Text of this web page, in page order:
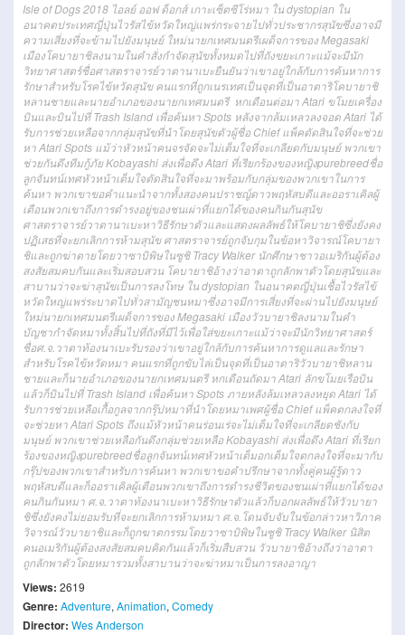
Isle of Dogs 2018 ไอลย์ ออฟ ด็อกส์ เกาะเซ็ตซีโร่หมา ใน dystopian ใน
อนาคตประเทศญี่ปุ่นไวรัสไข้หวัดใหญ่แพร่กระจายไปทั่วประชากรสุนัขซึ่งอาจมี
ความเสี่ยงที่จะข้ามไปยังมนุษย์ ใหม่นายกเทศมนตรีเผด็จการของ Megasaki
เมืองโคบายาชิลงนามในคำสั่งกำจัดสุนัขทั้งหมดไปที่ถังขยะเกาะแม้จะมีนัก
วิทยาศาสตร์ชื่อศาสตราจารย์วาตานาเบะยืนยันว่าเขาอยู่ใกล้กับการค้นหาการ
รักษาสำหรับโรคไข้หวัดสุนัข คนแรกที่ถูกเนรเทศเป็นจุดที่เป็นอาตาริโคบายาชิ
หลานชายและนายอำเภอของนายกเทศมนตรี หกเดือนต่อมา Atari ขโมยเครื่อง
บินและบินไปที่ Trash Island เพื่อค้นหา Spots หลังจากล้มเหลวลงจอด Atari ได้
รับการช่วยเหลือจากกลุ่มสุนัขที่นำโดยสุนัขตัวผู้ชื่อ Chief แพ็คตัดสินใจที่จะช่วย
หา Atari Spots แม้ว่าหัวหน้าคนจรจัดจะไม่เต็มใจที่จะเกลียดกับมนุษย์ พวกเขา
ช่วยกันดึงทีมกู้ภัย Kobayashi ส่งเพื่อดึง Atari ที่เรียกร้องของหญิงpurebreedชื่อ
ลูกจันทน์เทศหัวหน้าเต็มใจตัดสินใจที่จะมาพร้อมกับกลุ่มของพวกเขาในการ
ค้นหา พวกเขาขอคำแนะนำจากทั้งสองคนปราชญ์ดาวพฤหัสบดีและออราเคิลผู้
เตือนพวกเขาถึงการดำรงอยู่ของชนเผ่าที่แยกได้ของคนกินกันสุนัข
ศาสตราจารย์วาตานาเบะหาวิธีรักษาตัวและแสดงผลลัพธ์ให้โคบายาชิซึ่งยังคง
ปฏิเสธที่จะยกเลิกการห้ามสุนัข ศาสตราจารย์ถูกจับกุมในข้อหาวิจารณ์โคบายา
ชิและถูกฆ่าตายโดยวาซาบิพิษในซูชิ Tracy Walker นักศึกษาชาวอเมริกันผู้ต้อง
สงสัยสมคบกันและเริ่มสอบสวน โคบายาชิอ้างว่าอาตาถูกลักพาตัวโดยสุนัขและ
สาบานว่าจะฆ่าสุนัขเป็นการลงโทษ ใน dystopian ในอนาคตญี่ปุ่นเชื้อไวรัสไข้
หวัดใหญ่แพร่ระบาดไปทั่วสามัญชนหมาซึ่งอาจมีการเสี่ยงที่จะผ่านไปยังมนุษย์
ใหม่นายกเทศมนตรีเผด็จการของ Megasaki เมืองวัวบายาชิลงนามในคำ
บัญชากำจัดหมาทั้งสิ้นไปที่ถังที่มีไว้เพื่อใส่ขยะเกาะแม้ว่าจะมีนักวิทยาศาสตร์
ชื่อศ.จ.วาตาท้องนาเบะรับรองว่าเขาอยู่ใกล้กับการค้นหาการดูแลและรักษา
สำหรับโรคไข้หวัดหมา คนแรกที่ถูกขับไล่เป็นจุดที่เป็นอาตาริวัวบายาชิหลาน
ชายและก็นายอำเภอของนายกเทศมนตรี หกเดือนถัดมา Atari ลักขโมยเรือบิน
แล้วก็บินไปที่ Trash Island เพื่อค้นหา Spots ภายหลังล้มเหลวลงหยุด Atari ได้
รับการช่วยเหลือเกื้อกูลจากกรุ๊ปหมาที่นำโดยหมาเพศผู้ชื่อ Chief แพ็คตกลงใจที่
จะช่วยหา Atari Spots ถึงแม้หัวหน้าคนร่อนเร่จะไม่เต็มใจที่จะเกลียดชังกับ
มนุษย์ พวกเขาช่วยเหลือกันดึงกลุ่มช่วยเหลือ Kobayashi ส่งเพื่อดึง Atari ที่เรียก
ร้องของหญิงpurebreedชื่อลูกจันทน์เทศหัวหน้าเต็มอกเต็มใจตกลงใจที่จะมากับ
กรุ๊ปของพวกเขาสำหรับการค้นหา พวกเขาขอคำปรึกษาจากทั้งคู่คนผู้รู้ดาว
พฤหัสบดีและก็ออราเคิลผู้เตือนพวกเขาถึงการดำรงชีวิตของชนเผ่าที่แยกได้ของ
คนกินกันหมา ศ.จ.วาตาท้องนาเบะหาวิธีรักษาตัวแล้วก็บอกผลลัพธ์ให้วัวบายา
ชิซึ่งยังคงไม่ยอมรับที่จะยกเลิกการห้ามหมา ศ.จ.โดนจับจับในข้อกล่าวหาวิภาค
วิจารณ์วัวบายาชิและก็ถูกฆาตกรรมโดยวาซาบิพิษในซูชิ Tracy Walker นิสิต
คนอเมริกันผู้ต้องสงสัยสมคบคิดกันแล้วก็เริ่มสืบสวน วัวบายาชิอ้างถึงว่าอาตา
ถูกลักพาตัวโดยหมารวมทั้งสาบานว่าจะฆ่าหมาเป็นการลงอาญา
Views: 2619
Genre: Adventure, Animation, Comedy
Director: Wes Anderson